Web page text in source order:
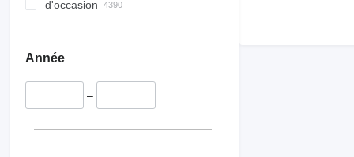
d'occasion
Année
–